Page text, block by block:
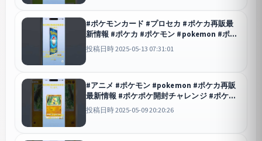
#ポケモンカード #プロセカ #ポケカ再販最
新情報 #ポケカ #ポケモン #pokemon #ポケ
ポケ開封チャレンジ
ポケポケ
投稿日時 2025-05-13 07:31:01
#アニメ #ポケモン #pokemon #ポケカ再販
最新情報 #ポケポケ開封チャレンジ #ポケモ
ンカード #music
ポケポケ
投稿日時 2025-05-09 20:20:26